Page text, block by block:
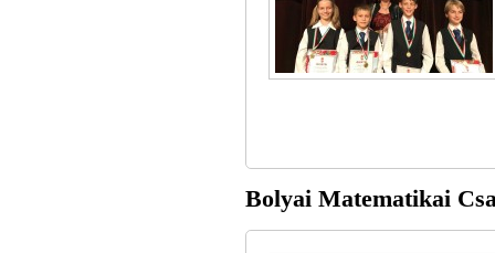
Bolyai Matematikai